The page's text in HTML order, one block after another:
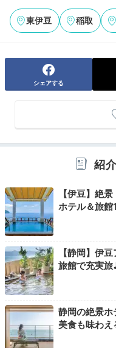
食後は再び大浴場に行きま
Morning
06:30
サンライズを前
お部屋で朝風呂
東伊豆 稲取
シェアする
紹
【伊豆】絶
ホテル＆旅館
【静岡】伊
旅館で充実
静岡の絶景ホ
美食も味わえ